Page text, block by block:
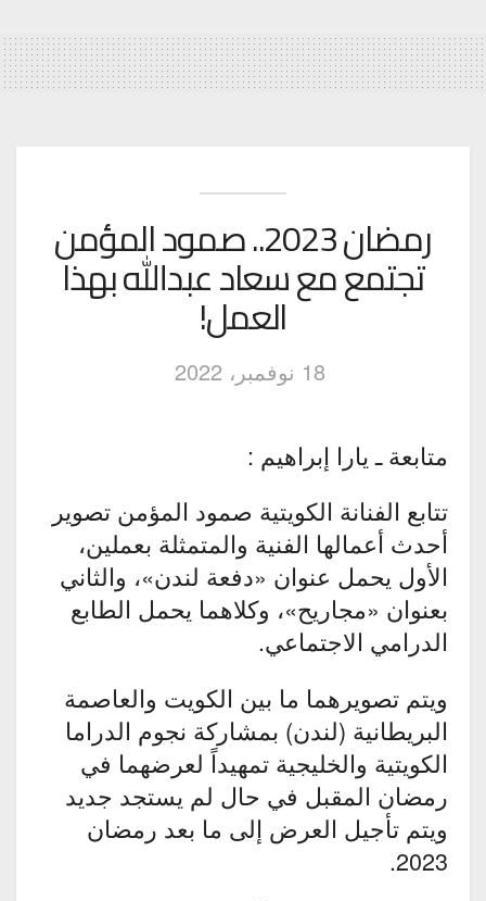
رمضان 2023.. صمود المؤمن
تجتمع مع سعاد عبدالله بهذا
العمل!
18 نوفمبر، 2022
متابعة ـ يارا إبراهيم :
تتابع الفنانة الكويتية صمود المؤمن تصوير
أحدث أعمالها الفنية والمتمثلة بعملين،
الأول يحمل عنوان «دفعة لندن»، والثاني
بعنوان «مجاريح»، وكلاهما يحمل الطابع
الدرامي الاجتماعي.
ويتم تصويرهما ما بين الكويت والعاصمة
البريطانية (لندن) بمشاركة نجوم الدراما
الكويتية والخليجية تمهيداً لعرضهما في
رمضان المقبل في حال لم يستجد جديد
ويتم تأجيل العرض إلى ما بعد رمضان
2023.